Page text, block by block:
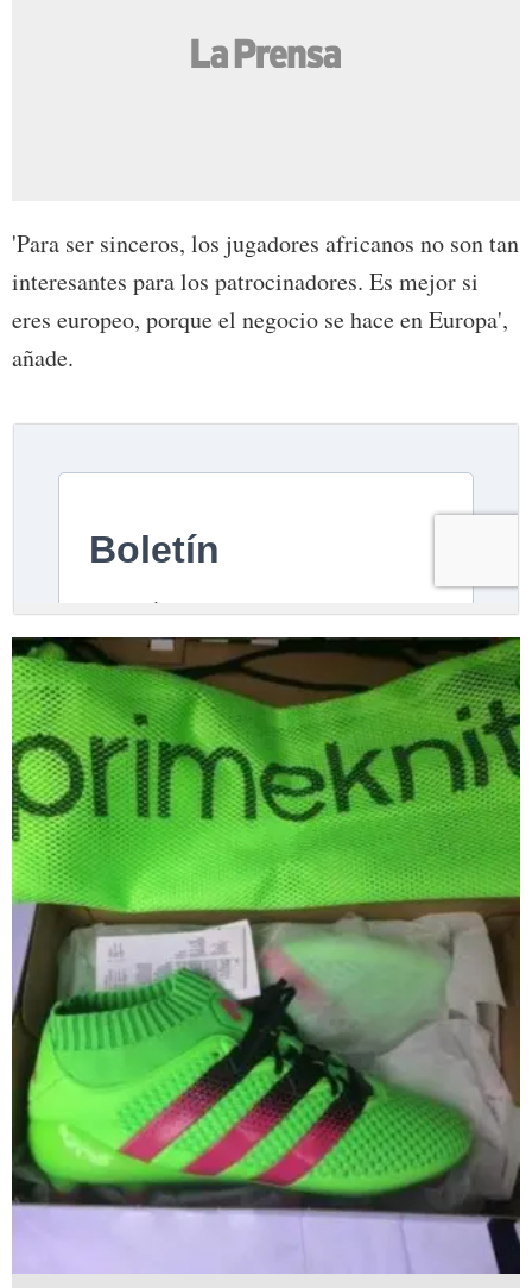
'Para ser sinceros, los jugadores africanos no son tan
interesantes para los patrocinadores. Es mejor si
eres europeo, porque el negocio se hace en Europa',
añade.